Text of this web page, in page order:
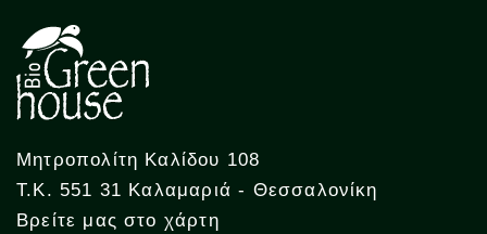
Μητροπολίτη Καλίδου 108
Τ.Κ. 551 31 Καλαμαριά - Θεσσαλονίκη
Βρείτε μας στο χάρτη